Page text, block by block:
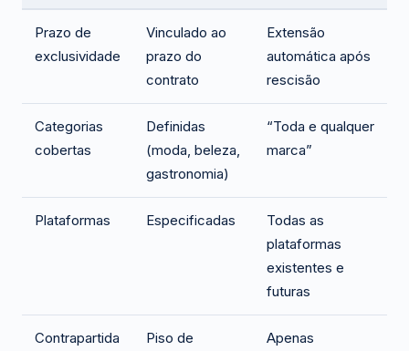
Prazo de
exclusividade
Vinculado ao
prazo do
contrato
Extensão
automática após
rescisão
Categorias
cobertas
Definidas
(moda, beleza,
gastronomia)
“Toda e qualquer
marca”
Plataformas Especificadas
Todas as
plataformas
existentes e
futuras
Contrapartida
Piso de
Apenas